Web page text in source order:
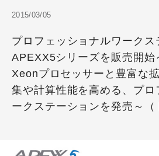
2015/03/05
プロフェッショナルワークス
APEXX5シリーズを販売開始
Xeonプロセッサーと豊富な
集や計算性能を高める、プロ
ークステーションを発売～（